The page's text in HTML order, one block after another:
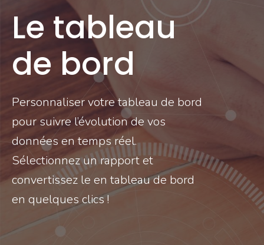
Le tableau
de bord
Personnaliser votre tableau de bord
pour suivre l’évolution de vos
données en temps réel.
Sélectionnez un rapport et
convertissez le en tableau de bord
en quelques clics !